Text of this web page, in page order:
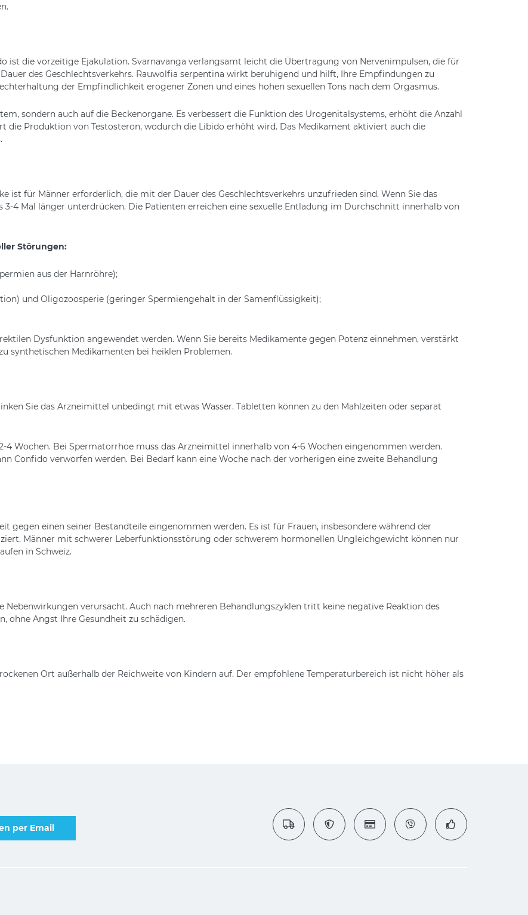
ist die vorzeitige Ejakulation. Svarnavanga verlangsamt leicht die Übertragung von Nervenimpulsen, die für
des Geschlechtsverkehrs. Rauwolfia serpentina wirkt beruhigend und hilft, Ihre Empfindungen zu
der Empfindlichkeit erogener Zonen und eines hohen sexuellen Tons nach dem Orgasmus.
sondern auch auf die Beckenorgane. Es verbessert die Funktion des Urogenitalsystems, erhöht die Anzahl
die Produktion von Testosteron, wodurch die Libido erhöht wird. Das Medikament aktiviert auch die
ist für Männer erforderlich, die mit der Dauer des Geschlechtsverkehrs unzufrieden sind. Wenn Sie das
4 Mal länger unterdrücken. Die Patienten erreichen eine sexuelle Entladung im Durchschnitt innerhalb von
Störungen:
aus der Harnröhre);
und Oligozoosperie (geringer Spermiengehalt in der Samenflüssigkeit);
Dysfunktion angewendet werden. Wenn Sie bereits Medikamente gegen Potenz einnehmen, verstärkt
synthetischen Medikamenten bei heiklen Problemen.
Sie das Arzneimittel unbedingt mit etwas Wasser. Tabletten können zu den Mahlzeiten oder separat
Wochen. Bei Spermatorrhoe muss das Arzneimittel innerhalb von 4-6 Wochen eingenommen werden.
Confido verworfen werden. Bei Bedarf kann eine Woche nach der vorherigen eine zweite Behandlung
einen seiner Bestandteile eingenommen werden. Es ist für Frauen, insbesondere während der
Männer mit schwerer Leberfunktionsstörung oder schwerem hormonellen Ungleichgewicht können nur
in Schweiz.
Nebenwirkungen verursacht. Auch nach mehreren Behandlungszyklen tritt keine negative Reaktion des
ohne Angst Ihre Gesundheit zu schädigen.
Ort außerhalb der Reichweite von Kindern auf. Der empfohlene Temperaturbereich ist nicht höher als
per Email